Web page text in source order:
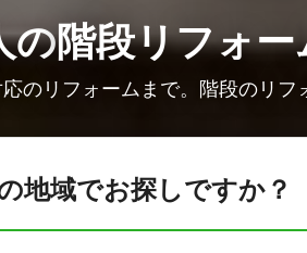
の階段リフォ
のリフォームまで。階段のリフ
地域でお探しですか？